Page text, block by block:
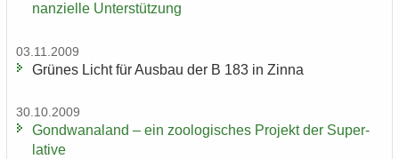
nan­zi­el­le Un­ter­stüt­zung
03.11.2009
Grü­nes Licht für Aus­bau der B 183 in Zinna
30.10.2009
Gond­wa­na­land – ein zoo­lo­gi­sches Pro­jekt der Su­per­
la­ti­ve